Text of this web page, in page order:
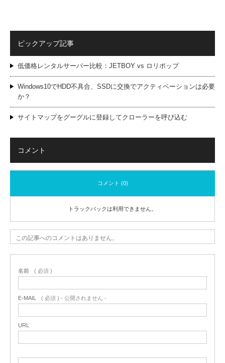
ピックアップ記事
低価格レンタルサーバー比較：JETBOY vs ロリポップ
Windows10でHDD不具合、SSDに交換でアクティベーションは必要
か？
サイトマップをグーグルに登録してクローラーを呼び込む
コメント
コメント (0)
トラックバックは利用できません。
この記事へのコメントはありません。
名前 ( 必須 )
E-MAIL ( 必須 ) - 公開されません -
URL